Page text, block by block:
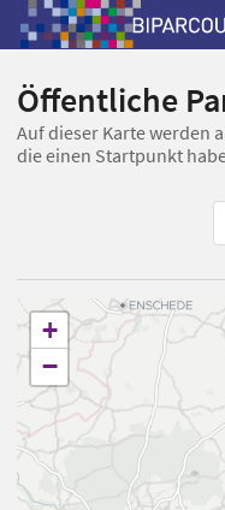
Öffentliche
Auf dieser Karte werden
die einen Startpunkt
+
−